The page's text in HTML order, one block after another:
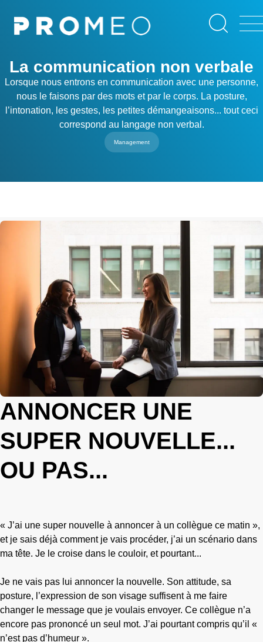
contenu
Management
La communication non verbale
Lorsque nous entrons en communication avec une personne,
nous le faisons par des mots et par le corps. La posture,
l’intonation, les gestes, les petites démangeaisons... tout ceci
correspond au langage non verbal.
ANNONCER UNE
SUPER NOUVELLE...
OU PAS...
« J’ai une super nouvelle à annoncer à un collègue ce matin »,
et je sais déjà comment je vais procéder, j’ai un scénario dans
ma tête. Je le croise dans le couloir, et pourtant...
Je ne vais pas lui annoncer la nouvelle. Son attitude, sa
posture, l’expression de son visage suffisent à me faire
changer le message que je voulais envoyer. Ce collègue n’a
encore pas prononcé un seul mot. J’ai pourtant compris qu’il «
n’est pas d’humeur ».